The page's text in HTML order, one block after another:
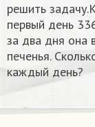
решить
первый день
за два дня она
печенья.
каждый день?